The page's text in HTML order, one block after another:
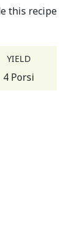
this recipe
YIELD
4 Porsi